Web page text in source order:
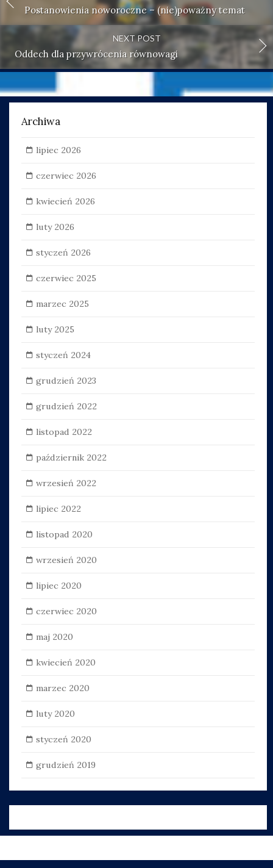
Postanowienia noworoczne – (nie)poważny temat
NEXT POST
Oddech dla przywrócenia równowagi
Archiwa
lipiec 2026
czerwiec 2026
kwiecień 2026
luty 2026
styczeń 2026
czerwiec 2025
marzec 2025
luty 2025
styczeń 2024
grudzień 2023
grudzień 2022
listopad 2022
październik 2022
wrzesień 2022
lipiec 2022
listopad 2020
wrzesień 2020
lipiec 2020
czerwiec 2020
maj 2020
kwiecień 2020
marzec 2020
luty 2020
styczeń 2020
grudzień 2019